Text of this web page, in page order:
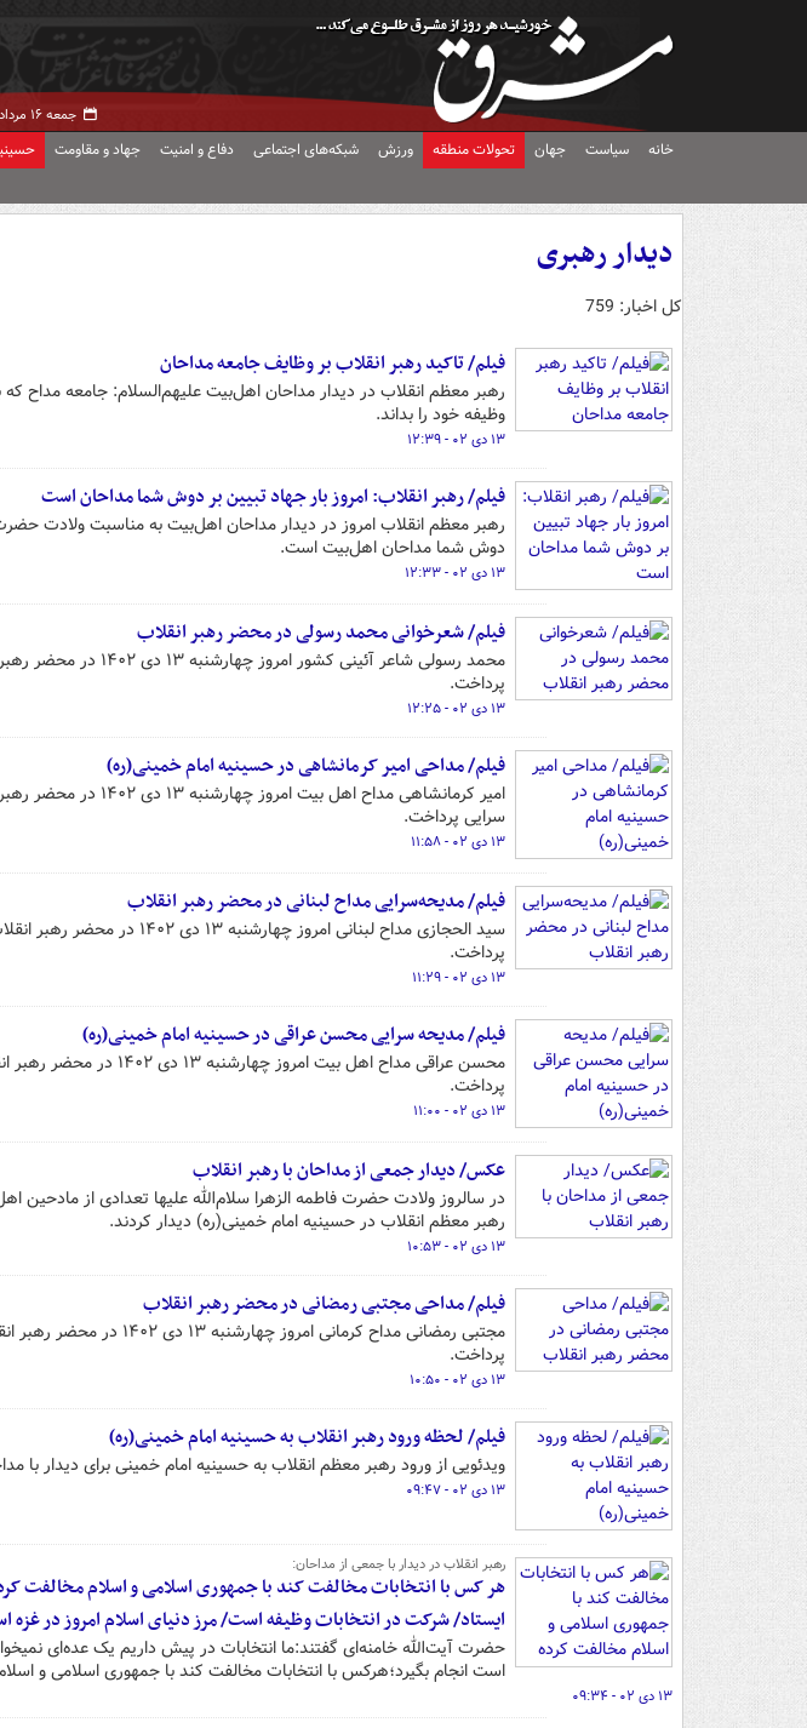
جمعه ۱۶ مرداد ۱۴۰۵ -
خانه سیاست جهان تحولات منطقه ورزش شبکه‌های اجتماعی دفاع و امنیت جهاد و مقاومت
دیدار رهبری
کل اخبار: 759
فیلم/ تاکید رهبر انقلاب بر وظایف جامعه مداحان
رهبر معظم انقلاب در دیدار مداحان اهل‌بیت علیهم‌السلام: جامعه مداح
وظیفه خود را بداند.
۱۳ دی ۰۲ - ۱۲:۳۹
فیلم/ رهبر انقلاب: امروز بار جهاد تبیین بر دوش شما مداحان است
رهبر معظم انقلاب امروز در دیدار مداحان اهل‌بیت به‌ مناسبت ولادت حضرت
دوش شما مداحان اهل‌بیت است.
۱۳ دی ۰۲ - ۱۲:۳۳
فیلم/ شعرخوانی محمد رسولی در محضر رهبر انقلاب
محمد رسولی شاعر آئینی
پرداخت.
۱۳ دی ۰۲ - ۱۲:۲۵
فیلم/ مداحی امیر کرمانشاهی در حسینیه امام خمینی(ره)
امیر کرمانشاهی مداح اهل
سرایی پرداخت.
۱۳ دی ۰۲ - ۱۱:۵۸
فیلم/ مدیحه‌سرایی مداح لبنانی در محضر رهبر انقلاب
سید الحجازی مداح لبنانی امروز
پرداخت.
۱۳ دی ۰۲ - ۱۱:۲۹
فیلم/ مدیحه سرایی محسن عراقی در حسینیه امام خمینی(ره)
محسن عراقی مداح اهل بیت
پرداخت.
۱۳ دی ۰۲ - ۱۱:۰۰
عکس/ دیدار جمعی از مداحان با رهبر انقلاب
رهبر معظم انقلاب در حسینیه امام خمینی(ره) دیدار کردند.
۱۳ دی ۰۲ - ۱۰:۵۳
فیلم/ مداحی مجتبی رمضانی در محضر رهبر انقلاب
مجتبی رمضانی مداح کرمانی
پرداخت.
۱۳ دی ۰۲ - ۱۰:۵۰
فیلم/ لحظه ورود رهبر انقلاب به حسینیه امام خمینی(ره)
ویدئویی از ورود رهبر معظم انقلاب به حسینیه امام خمینی برای دیدار با
۱۳ دی ۰۲ - ۰۹:۴۷
رهبر انقلاب در دیدار با جمعی از مداحان:
هر کس با انتخابات مخالفت کند با جمهوری اسلامی و اسلام مخالفت
ایستاد/ شرکت در انتخابات وظیفه است/ مرز دنیای اسلام امروز در غزه
حضرت آیت‌الله خامنه‌ای گفتند:ما انتخابات در پیش داریم یک عده‌ای
است انجام بگیرد؛هرکس با انتخابات مخالفت کند با جمهوری اسلامی و
۱۳ دی ۰۲ - ۰۹:۳۴